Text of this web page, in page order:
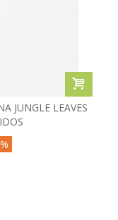
JUNGLE LEAVES